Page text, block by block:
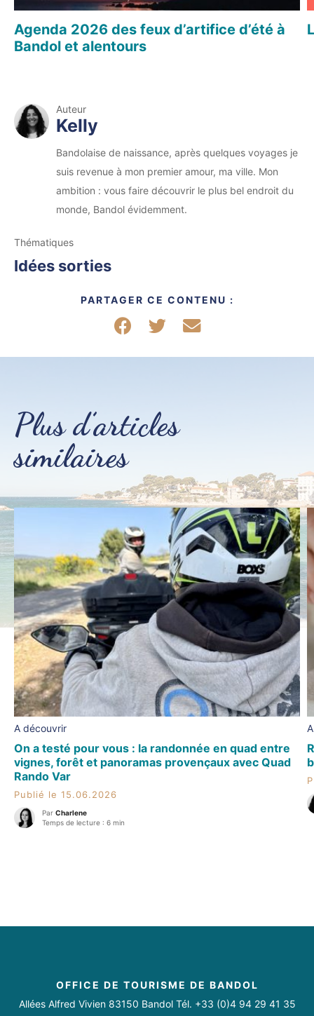
Agenda 2026 des feux d’artifice d’été à
Bandol et alentours
Auteur
Kelly
Bandolaise de naissance, après quelques voyages je
suis revenue à mon premier amour, ma ville. Mon
ambition : vous faire découvrir le plus bel endroit du
monde, Bandol évidemment.
Thématiques
Idées sorties
PARTAGER CE CONTENU :
Partager sur Facebook
Partager sur Twitter
Partager par mail
Plus d’articles
similaires
A découvrir
On a testé pour vous : la randonnée en quad entre
vignes, forêt et panoramas provençaux avec Quad
Rando Var
Publié le 15.06.2026
Par Charlene
Temps de lecture : 6 min
OFFICE DE TOURISME DE BANDOL
Allées Alfred Vivien 83150 Bandol Tél. +33 (0)4 94 29 41 35